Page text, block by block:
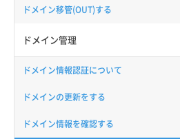
ドメイン移管(OUT)する
ドメイン管理
ドメイン情報認証について
ドメインの更新をする
ドメイン情報を確認する